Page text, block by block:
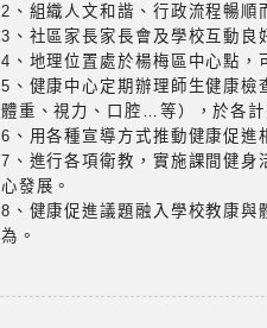
2、組織人文和諧、行政流程暢順
3、社區家長家長會及學校互動良
4、地理位置處於楊梅區中心點，
5、健康中心定期辦理師生健康檢
體重、視力、口腔…等），於各
6、用各種宣導方式推動健康促進
7、進行各項衛教，實施課間健身
心發展。
8、健康促進議題融入學校教康與
為。